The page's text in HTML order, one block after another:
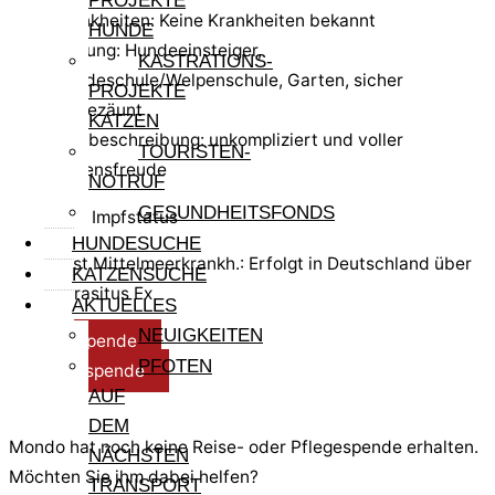
HUNDE
KASTRATIONS-
PROJEKTE
KATZEN
TOURISTEN-
NOTRUF
GESUNDHEITSFONDS
HUNDESUCHE
KATZENSUCHE
AKTUELLES
NEUIGKEITEN
PFOTEN
AUF
DEM
NÄCHSTEN
TRANSPORT
Krankheiten: Keine Krankheiten bekannt
Haltung: Hundeeinsteiger,
Hundeschule/Welpenschule, Garten, sicher
eingezäunt
Kurzbeschreibung: unkompliziert und voller
Lebensfreude
Test- und Impfstatus
Test Mittelmeerkrankh.: Erfolgt in Deutschland über
Parasitus Ex
Reisespende
Pflegespende
Mondo hat noch keine Reise- oder Pflegespende erhalten.
Möchten Sie ihm dabei helfen?